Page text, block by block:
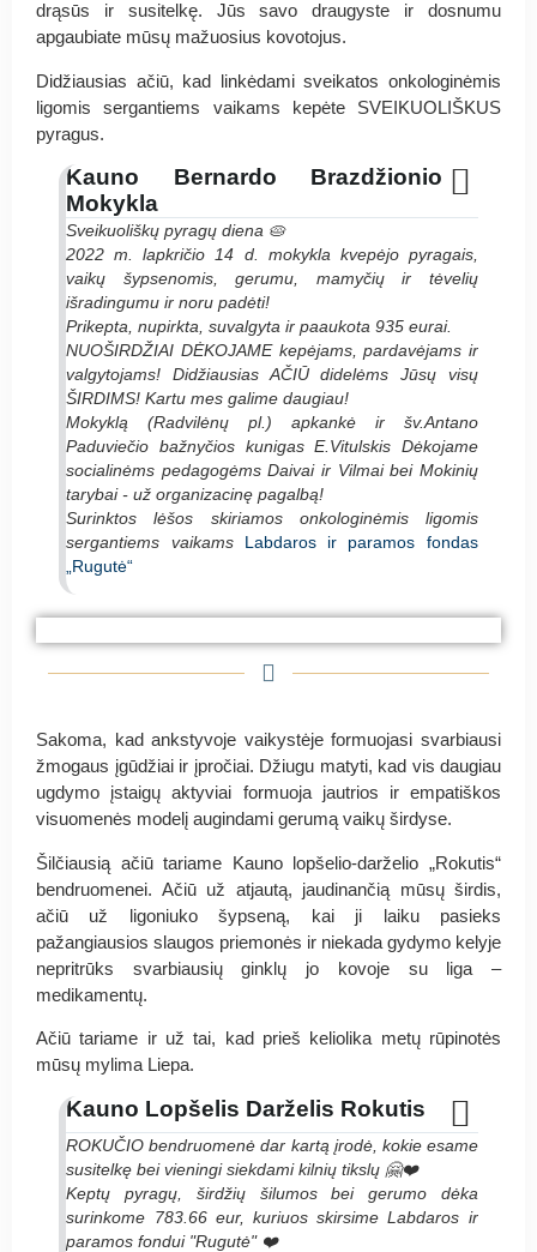
drąsūs ir susitelkę. Jūs savo draugyste ir dosnumu
apgaubiate mūsų mažuosius kovotojus.
Didžiausias ačiū, kad linkėdami sveikatos onkologinėmis
ligomis sergantiems vaikams kepėte SVEIKUOLIŠKUS
pyragus.
Kauno Bernardo Brazdžionio
Mokykla
Sveikuoliškų pyragų diena 🥧
2022 m. lapkričio 14 d. mokykla kvepėjo pyragais,
vaikų šypsenomis, gerumu, mamyčių ir tėvelių
išradingumu ir noru padėti!
Prikepta, nupirkta, suvalgyta ir paaukota 935 eurai.
NUOŠIRDŽIAI DĖKOJAME kepėjams, pardavėjams ir
valgytojams! Didžiausias AČIŪ didelėms Jūsų visų
ŠIRDIMS! Kartu mes galime daugiau!
Mokyklą (Radvilėnų pl.) apkankė ir šv.Antano
Paduviečio bažnyčios kunigas E.Vitulskis Dėkojame
socialinėms pedagogėms Daivai ir Vilmai bei Mokinių
tarybai - už organizacinę pagalbą!
Surinktos lėšos skiriamos onkologinėmis ligomis
sergantiems vaikams Labdaros ir paramos fondas
„Rugutė“
#PyragasRugutei Kauno Bernardo
Brazdžionio Mokykla
#PyragasRugutei Kauno Bernardo
Brazdžionio Mokykla
#PyragasRugutei Kauno Bernardo
Brazdžionio Mokykla
Sakoma, kad ankstyvoje vaikystėje formuojasi svarbiausi
žmogaus įgūdžiai ir įpročiai. Džiugu matyti, kad vis daugiau
ugdymo įstaigų aktyviai formuoja jautrios ir empatiškos
visuomenės modelį augindami gerumą vaikų širdyse.
Šilčiausią ačiū tariame Kauno lopšelio-darželio „Rokutis“
bendruomenei. Ačiū už atjautą, jaudinančią mūsų širdis,
ačiū už ligoniuko šypseną, kai ji laiku pasieks
pažangiausios slaugos priemonės ir niekada gydymo kelyje
nepritrūks svarbiausių ginklų jo kovoje su liga –
medikamentų.
Ačiū tariame ir už tai, kad prieš keliolika metų rūpinotės
mūsų mylima Liepa.
Kauno Lopšelis Darželis Rokutis
ROKUČIO bendruomenė dar kartą įrodė, kokie esame
susitelkę bei vieningi siekdami kilnių tikslų 🤗❤️
Keptų pyragų, širdžių šilumos bei gerumo dėka
surinkome 783.66 eur, kuriuos skirsime Labdaros ir
paramos fondui "Rugutė" ❤️